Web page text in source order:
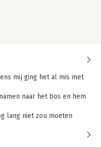
mij ging het al mis met
naar het bos en hem
lang niet zou moeten
van Gijs Wilbrink. Het